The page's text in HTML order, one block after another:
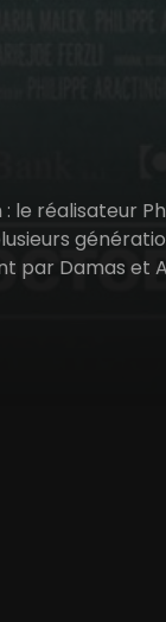
le réalisateur
par Damas et